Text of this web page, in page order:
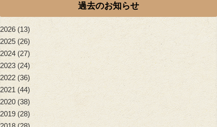
過去のお知らせ
2026 (13)
2025(26)
2024 (27)
2023 (24)
2022 (36)
2021 (44)
2020(38)
2019 (28)